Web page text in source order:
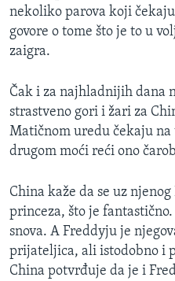
nekoliko parova koji
govore o tome što je to u
zaigra.
Čak i za najhladnijih dana
strastveno gori i žari za
Matičnom uredu čekaju
drugom moći reći ono
China kaže da se uz
princeza, što je
snova. A Freddyju je
prijateljica, ali istodobno i
China potvrđuje da je i